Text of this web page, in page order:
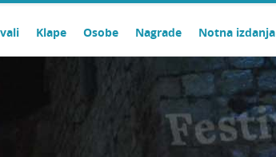
Klape Osobe Nagrade Notna izdanja